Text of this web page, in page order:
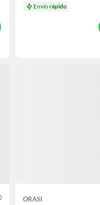
Envíorápido
ORASI